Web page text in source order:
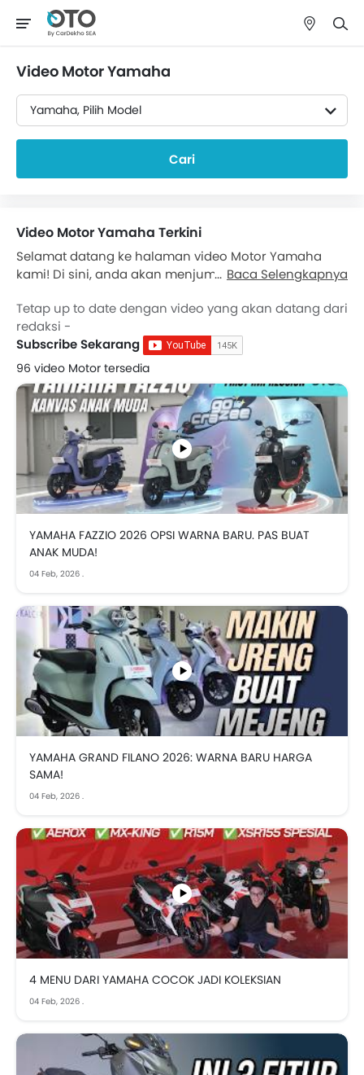
Video Motor Yamaha
Yamaha, Pilih Model
Cari
Video Motor Yamaha Terkini
Selamat datang ke halaman video Motor Yamaha
kami! Di sini, anda akan menjumpai koleksi video
Yamaha. Sama ada anda pemilik Yamaha sekarang
atau hanya sedang pertimbangkan untuk membeli
satu, video kami akan memberikan anda pandangan
mendalam tentang apa yang setiap kenderaan miliki.
Panduan reka bentuk hingga ujian jalan dan ulasan,
tujuan kami adalah untuk memberikan anda semua
maklumat yang anda perlukan untuk membuat
keputusan yang berinformasi tentang pembelian
Motor anda seterusnya. Jadi duduk santai, relaks dan
nikmati video Motor Yamaha kami!
Baca Selengkapnya
Tetap up to date dengan video yang akan datang dari
redaksi -
Subscribe Sekarang
96 video Motor tersedia
YAMAHA FAZZIO 2026 OPSI WARNA BARU. PAS BUAT
ANAK MUDA!
04 Feb, 2026 .
YAMAHA GRAND FILANO 2026: WARNA BARU HARGA
SAMA!
04 Feb, 2026 .
4 MENU DARI YAMAHA COCOK JADI KOLEKSIAN
04 Feb, 2026 .